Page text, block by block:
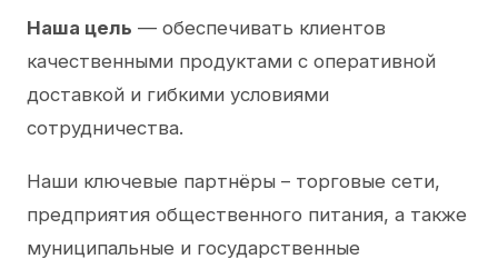
Наша цель — обеспечивать клиентов
качественными продуктами с оперативной
доставкой и гибкими условиями
сотрудничества.
Наши ключевые партнёры – торговые сети,
предприятия общественного питания, а также
муниципальные и государственные